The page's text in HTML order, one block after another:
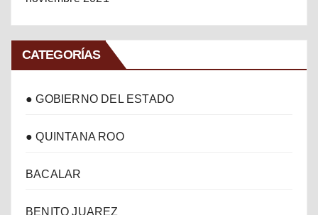
CATEGORÍAS
● GOBIERNO DEL ESTADO
● QUINTANA ROO
BACALAR
BENITO JUAREZ